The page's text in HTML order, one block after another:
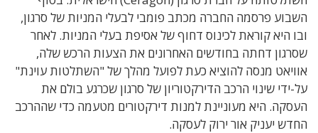
השבוע פרסמה החברה מכתב פומבי לבעלי המניות של סרגון,
ובו היא קוראת לכינוס דחוף של אסיפת בעלי המניות. לאחר
שסרגון דחתה בחודשים האחרונים את הצעות הרכש שלה,
אוויאט מנסה להוציא כעת לפועל מהלך של "השתלטות עוינת"
על-ידי שינוי הרכב הדירקטוריון של סרגון שכרגע בולם את
העסקה. היא מעוניינת למנות דירקטורים מטעמה כדי שההרכב
החדש יעניק אור ירוק לעסקה.